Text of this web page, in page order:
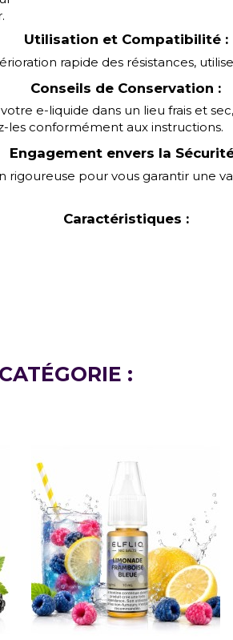
Utilisation et Compatibilité :
rapide des résistances,
Conseils de Conservation :
e-liquide dans un lieu frais et
les conformément aux instructions.
Engagement envers la
pour vous garantir une
Caractéristiques :
: